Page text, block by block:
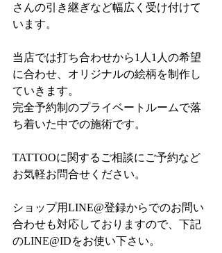
さんの引き継ぎなど幅広く受け付けて
います。
当店では打ち合わせから1人1人の希望
に合わせ、オリジナルの絵柄を制作し
ていきます。
完全予約制のプライベートルームで落
ち着いた中での施術です。
TATTOOに関するご相談にご予約など
お気軽お問合せください。
ショップ用LINE@登録からでのお問い
合わせも対応しておりますので、下記
のLINE@IDをお使い下さい。